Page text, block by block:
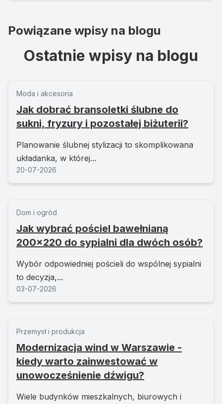
Powiązane wpisy na blogu
Ostatnie wpisy na blogu
Moda i akcesoria
Jak dobrać bransoletki ślubne do
sukni, fryzury i pozostałej biżuterii?
Planowanie ślubnej stylizacji to skomplikowana
układanka, w której...
20-07-2026
Dom i ogród
Jak wybrać pościel bawełnianą
200x220 do sypialni dla dwóch osób?
Wybór odpowiedniej pościeli do wspólnej sypialni
to decyzja,...
03-07-2026
Przemysł i produkcja
Modernizacja wind w Warszawie -
kiedy warto zainwestować w
unowocześnienie dźwigu?
Wiele budynków mieszkalnych, biurowych i